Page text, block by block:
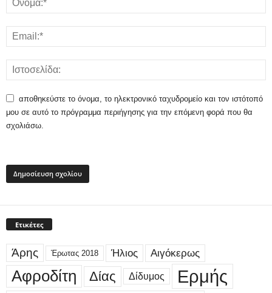
αποθηκεύστε το όνομα, το ηλεκτρονικό ταχυδρομείο και τον ιστότοπό
μου σε αυτό το πρόγραμμα περιήγησης για την επόμενη φορά που θα
σχολιάσω.
Ετικέτες
Άρης Έρωτας 2018 Ήλιος Αιγόκερως
Αφροδίτη Δίας Δίδυμος Ερμής